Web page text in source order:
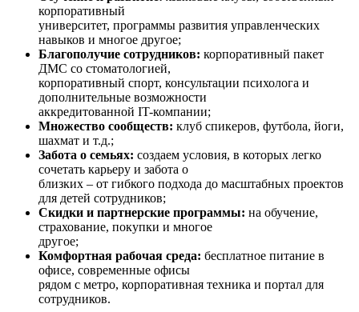
корпоративный
университет, программы развития управленческих
навыков и многое другое;
Благополучие сотрудников: корпоративный пакет
ДМС со стоматологией,
корпоративный спорт, консультации психолога и
дополнительные возможности
аккредитованной IT-компании;
Множество сообществ: клуб спикеров, футбола, йоги,
шахмат и т.д.;
Забота о семьях: создаем условия, в которых легко
сочетать карьеру и забота о
близких – от гибкого подхода до масштабных проектов
для детей сотрудников;
Скидки и партнерские программы: на обучение,
страхование, покупки и многое
другое;
Комфортная рабочая среда: бесплатное питание в
офисе, современные офисы
рядом с метро, корпоративная техника и портал для
сотрудников.